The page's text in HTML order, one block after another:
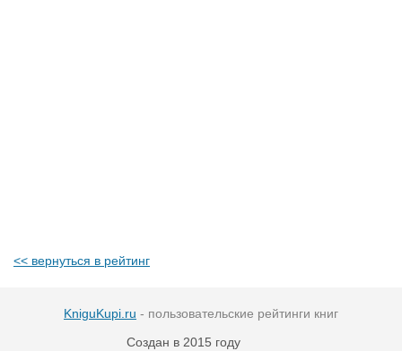
<< вернуться в рейтинг
KniguKupi.ru - пользовательские рейтинги книг
Создан в 2015 году